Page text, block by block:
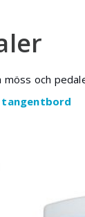
och
tangentbord